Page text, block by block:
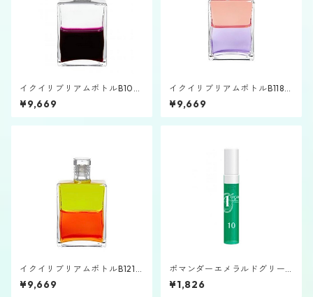
イクイリブリアムボトルB100
「大天使メタトロン」
¥9,669
イクイリブリアムボトルB118
「エコー」
¥9,669
イクイリブリアムボトルB121
「プルトン」
¥9,669
ポマンダーエメラルドグリー
ン2.5㎖バイアル⑩
¥1,826